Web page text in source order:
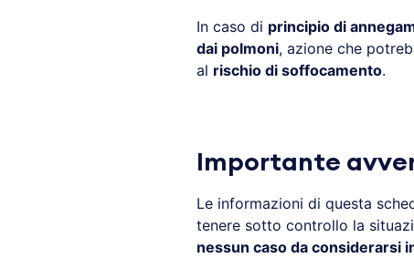
In caso di principio di
dai polmoni, azione che
al rischio di soffocamento.
Importante
Le informazioni di questa
tenere sotto controllo la
nessun caso da considerarsi